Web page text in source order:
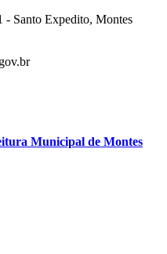
- Santo Expedito, Montes
Municipal de Montes